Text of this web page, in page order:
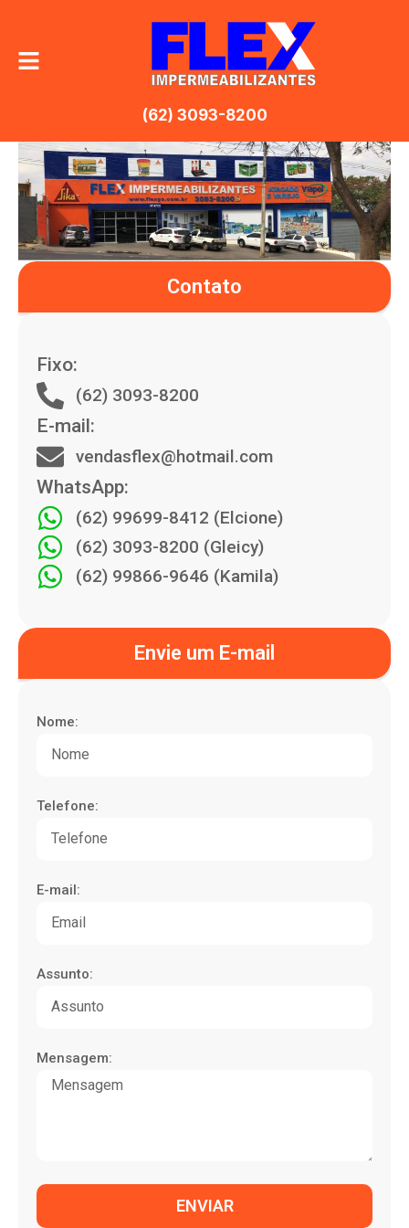
(62) 3093-8200
Contato
Fixo:
(62) 3093-8200
E-mail:
vendasflex@hotmail.com
WhatsApp:
(62) 99699-8412 (Elcione)
(62) 3093-8200 (Gleicy)
(62) 99866-9646 (Kamila)
Envie um E-mail
Nome:
Telefone:
E-mail:
Assunto:
Mensagem:
ENVIAR